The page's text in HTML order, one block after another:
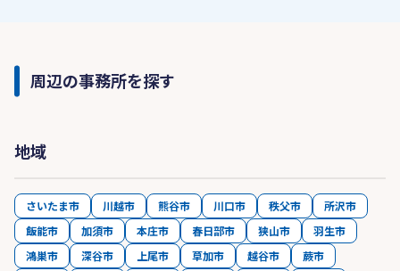
周辺の事務所を探す
地域
さいたま市 川越市 熊谷市 川口市 秩父市
所沢市
飯能市
加須市 本庄市 春日部市 狭山市
羽生市
鴻巣市
深谷市 上尾市 草加市 越谷市
蕨市